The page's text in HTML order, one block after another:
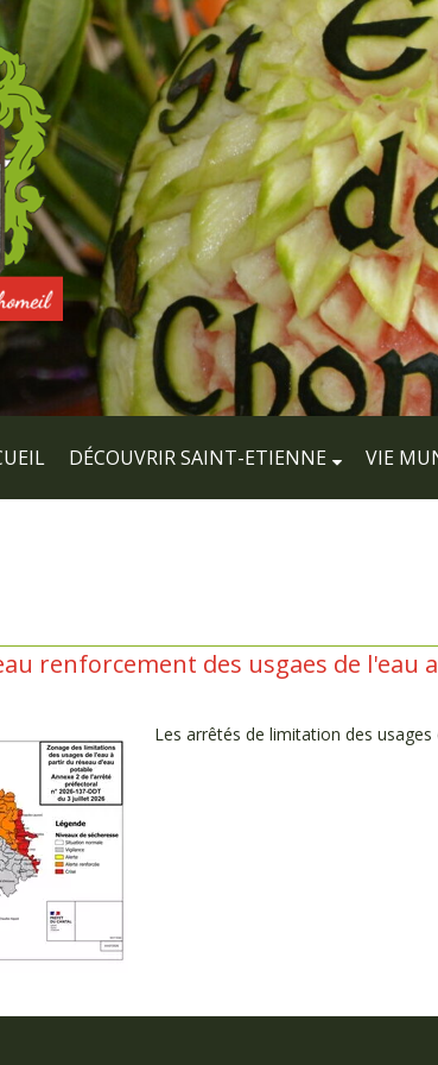
DÉCOUVRIR SAINT-ETIENNE VIE
renforcement des usgaes de l'eau
Les arrêtés de limitation des